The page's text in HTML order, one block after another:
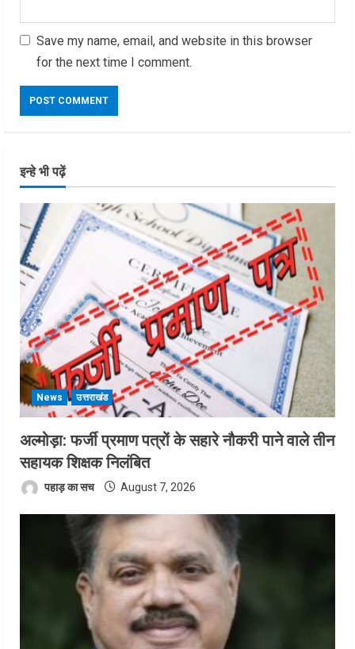
Save my name, email, and website in this browser
for the next time I comment.
इन्हे भी पढ़ें
News उत्तराखंड
अल्मोड़ा: फर्जी प्रमाण पत्रों के सहारे नौकरी पाने वाले तीन
सहायक शिक्षक निलंबित
पहाड़ का सच August 7, 2026